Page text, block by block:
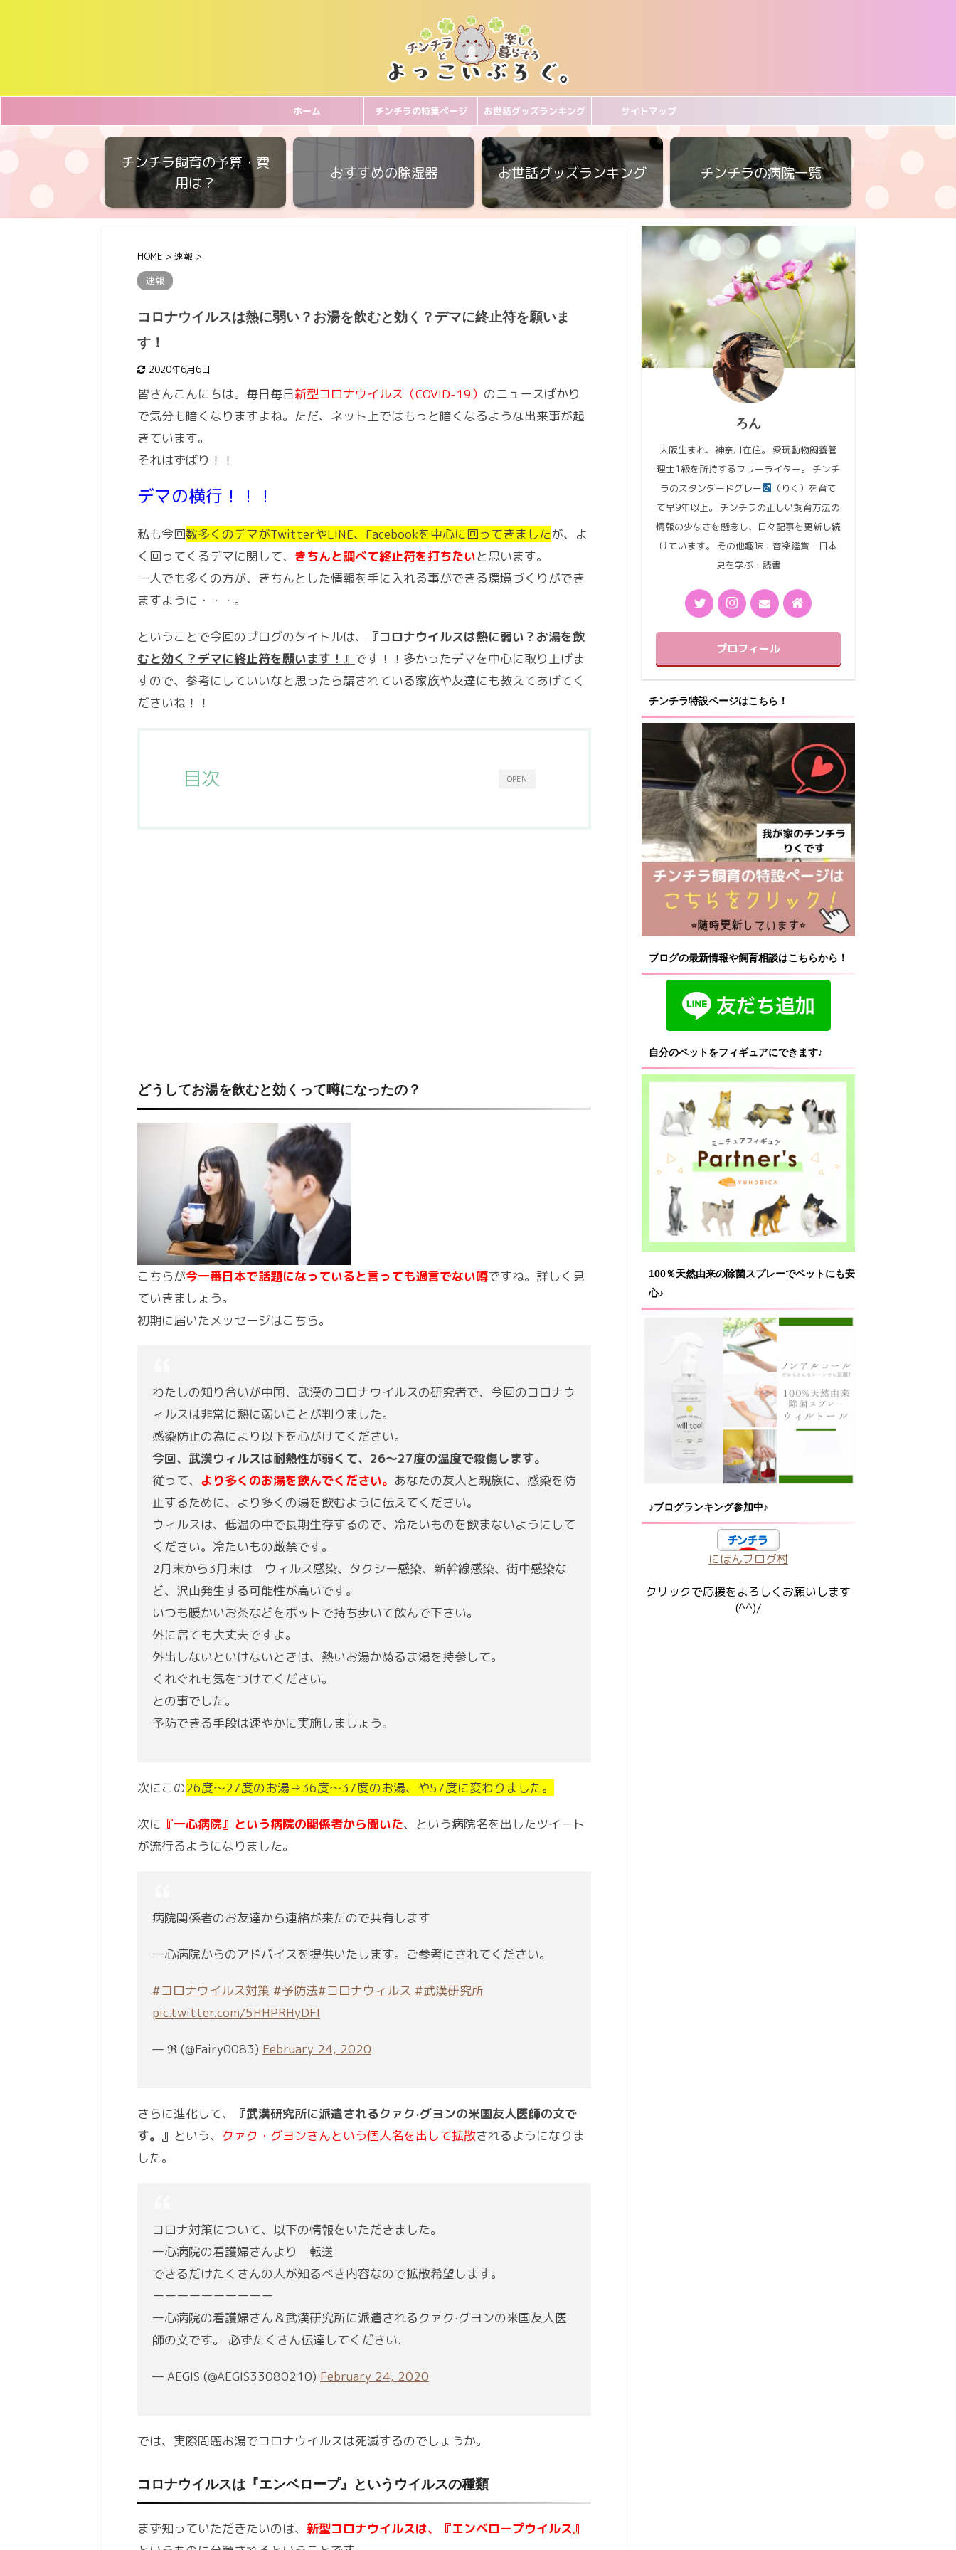
ホーム チンチラの特集ページ お世話グッズランキング サイトマップ
チンチラ飼育の予算・費
用は？
おすすめの除湿器 お世話グッズランキング チンチラの病院一覧
HOME > 速報 >
速報
コロナウイルスは熱に弱い？お湯を飲むと効く？デマに終止符を願いま
す！
2020年6月6日
皆さんこんにちは。毎日毎日新型コロナウイルス（COVID-19） のニュースばかり
で気分も暗くなりますよね。ただ、ネット上ではもっと暗くなるような出来事が起
きています。
それはずばり！！
デマの横行！！！
私も今回数多くのデマがTwitterやLINE、Facebookを中心に回ってきましたが、よ
く回ってくるデマに関して、 きちんと調べて終止符を打ちたいと思います。
一人でも多くの方が、きちんとした情報を手に入れる事ができる環境づくりができ
ますように・・・。
ということで今回のブログのタイトルは、
『コロナウイルスは熱に弱い？お湯を飲
むと効く？デマに終止符を願います！』 です！！多かったデマを中心に取り上げま
すので、参考にしていいなと思ったら騙されている家族や友達にも教えてあげてく
ださいね！！
OPEN
目次
どうしてお湯を飲むと効くって噂になったの？
こちらが今一番日本で話題になっていると言っても過言でない噂ですね。詳しく見
ていきましょう。
初期に届いたメッセージはこちら。
わたしの知り合いが中国、武漢のコロナウイルスの研究者で、今回のコロナウ
ィルスは非常に熱に弱いことが判りました。
感染防止の為により以下を心がけてください。
今回、武漢ウィルスは耐熱性が弱くて、26～27度の温度で殺傷します。
従って、 より多くのお湯を飲んでください。 あなたの友人と親族に、感染を防
止するために、より多くの湯を飲むように伝えてください。
ウィルスは、低温の中で長期生存するので、冷たいものを飲まないようにして
ください。冷たいもの厳禁です。
2月末から3月末は ウィルス感染、タクシー感染、新幹線感染、街中感染な
ど、沢山発生する可能性が高いです。
いつも暖かいお茶などをポットで持ち歩いて飲んで下さい。
外に居ても大丈夫ですよ。
外出しないといけないときは、熱いお湯かぬるま湯を持参して。
くれぐれも気をつけてください。
との事でした。
予防できる手段は速やかに実施しましょう。
次にこの26度～27度のお湯⇒36度～37度のお湯、や57度に変わりました。
次に 『一心病院』という病院の関係者から聞いた、という病院名を出したツイート
が流行るようになりました。
病院関係者のお友達から連絡が来たので共有します
一心病院からのアドバイスを提供いたします。ご参考にされてください。
#コロナウイルス対策 #予防法#コロナウィルス #武漢研究所
pic.twitter.com/5HHPRHyDFI
— ℜ (@Fairy0083) February 24, 2020
さらに進化して、
『武漢研究所に派遣されるクァク·グヨンの米国友人医師の文で
す。』 という、 クァク・グヨンさんという個人名を出して拡散されるようになりま
した。
コロナ対策について、以下の情報をいただきました。
一心病院の看護婦さんより 転送
できるだけたくさんの人が知るべき内容なので拡散希望します。
ーーーーーーーーーー
一心病院の看護婦さん＆武漢研究所に派遣されるクァク·グヨンの米国友人医
師の文です。 必ずたくさん伝達してください.
— AEGIS (@AEGIS33080210) February 24, 2020
では、実際問題お湯でコロナウイルスは死滅するのでしょうか。
コロナウイルスは『エンベロープ』というウイルスの種類
まず知っていただきたいのは、 新型コロナウイルスは、『エンベロープウイルス』
ろん
大阪生まれ、神奈川在住。 愛玩動物飼養管
理士1級を所持するフリーライター。 チンチ
ラのスタンダードグレー
（りく）を育て
て早9年以上。 チンチラの正しい飼育方法の
情報の少なさを懸念し、日々記事を更新し続
けています。 その他趣味：音楽鑑賞・日本
史を学ぶ・読書
プロフィール
チンチラ特設ページはこちら！
ブログの最新情報や飼育相談はこちらから！
自分のペットをフィギュアにできます♪
100％天然由来の除菌スプレーでペットにも安
心♪
♪ブログランキング参加中♪
にほんブログ村
クリックで応援をよろしくお願いします
(^^)/